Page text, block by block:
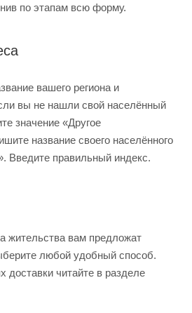
по этапам всю форму.
вашего региона и
вы не нашли свой населённый
значение «Другое
название своего населённого
Введите правильный индекс.
жительства вам предложат
любой удобный способ.
доставки читайте в разделе